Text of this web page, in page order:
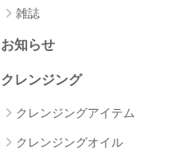
雑誌
お知らせ
クレンジング
クレンジングアイテム
クレンジングオイル